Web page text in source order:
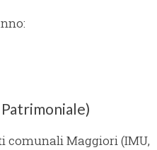
comunali Maggiori (IMU,